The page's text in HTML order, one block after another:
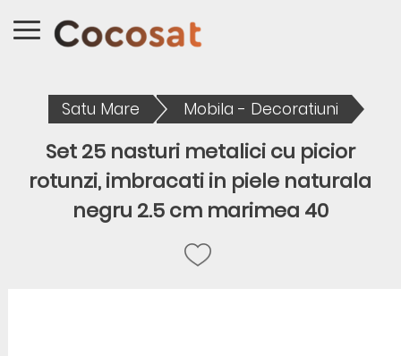
Satu Mare Mobila - Decoratiuni
Set 25 nasturi metalici cu picior
rotunzi, imbracati in piele naturala
negru 2.5 cm marimea 40